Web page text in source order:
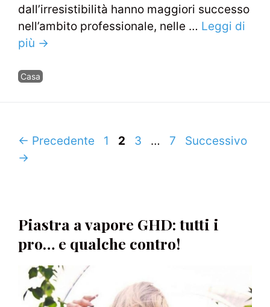
dall’irresistibilità hanno maggiori successo
nell’ambito professionale, nelle … Leggi di
più →
Categorie
Casa
Navigazione
articolo
← Precedente Pagina
1 Pagina
2 Pagina
3 … Pagina
7
Successivo
→
Piastra a vapore GHD: tutti i
pro… e qualche contro!